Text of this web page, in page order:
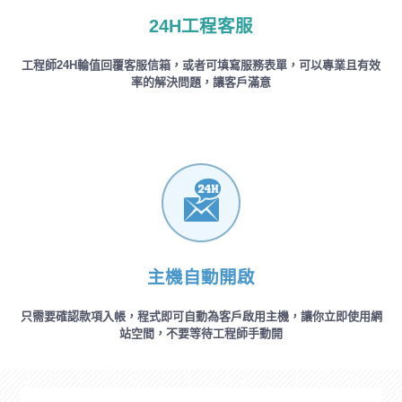
24H工程客服
工程師24H輪值回覆客服信箱，或者可填寫服務表單，可以專業且有效
率的解決問題，讓客戶滿意
主機自動開啟
只需要確認款項入帳，程式即可自動為客戶啟用主機，讓你立即使用網
站空間，不要等待工程師手動開